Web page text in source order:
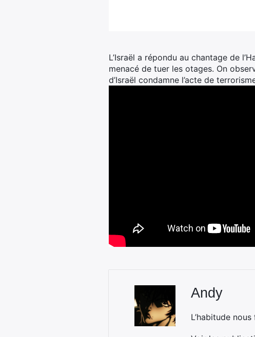
L’Israël a répondu au chantage de
menacé de tuer les otages. On
d’Israël condamne l’acte de
Andy
L’habitude